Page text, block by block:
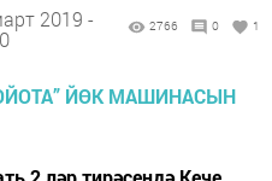
2019 -
2766 0 1